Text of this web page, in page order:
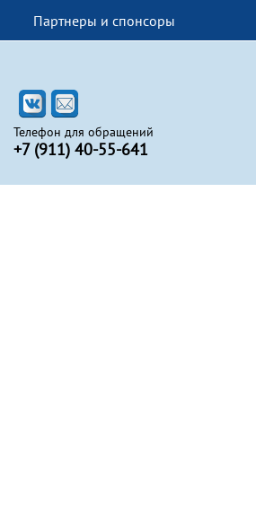
Партнеры и спонсоры
Телефон для обращений
+7 (911) 40-55-641